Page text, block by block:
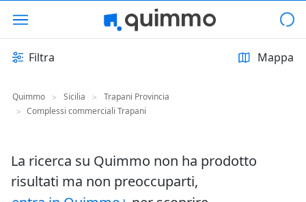
Filtra Mappa
Quimmo > Sicilia >
Trapani Provincia
> Complessi commerciali Trapani
La ricerca su Quimmo non ha prodotto
risultati ma non preoccuparti,